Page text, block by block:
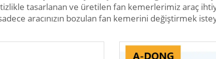
tasarlanan ve üretilen fan kemerlerimiz araç
aracınızın bozulan fan kemerini değiştirmek